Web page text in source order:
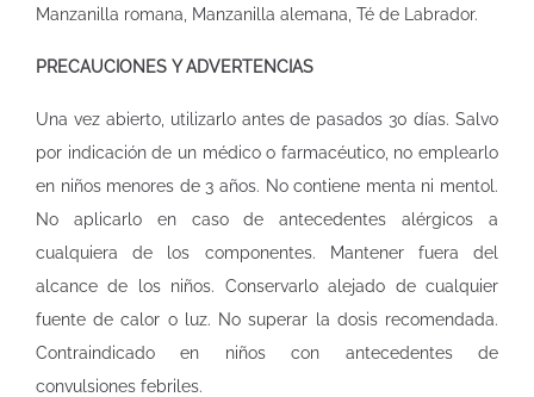
Manzanilla romana, Manzanilla alemana, Té de Labrador.
PRECAUCIONES Y ADVERTENCIAS
Una vez abierto, utilizarlo antes de pasados 30 días. Salvo
por indicación de un médico o farmacéutico, no emplearlo
en niños menores de 3 años. No contiene menta ni mentol.
No aplicarlo en caso de antecedentes alérgicos a
cualquiera de los componentes. Mantener fuera del
alcance de los niños. Conservarlo alejado de cualquier
fuente de calor o luz. No superar la dosis recomendada.
Contraindicado en niños con antecedentes de
convulsiones febriles.